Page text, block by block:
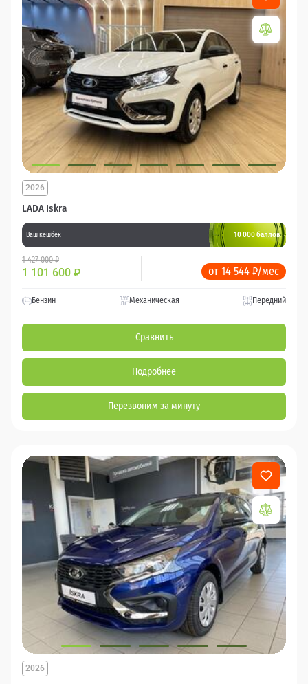
LADA Iskra
2026
Ваш кешбек 10 000 баллов
1 427 000 ₽
1 101 600 ₽ от 14 544 ₽/мес
Бензин Механическая Передний
Сравнить
Подробнее
Перезвоним за минуту
2026